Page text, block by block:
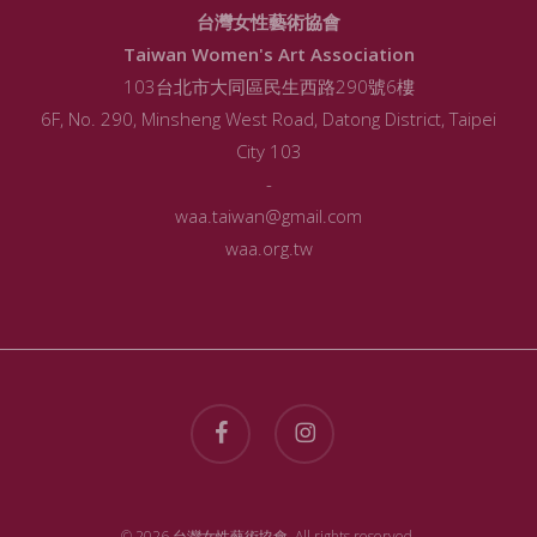
台灣女性藝術協會
Taiwan Women's Art Association
103台北市大同區民生西路290號6樓
6F, No. 290, Minsheng West Road, Datong District, Taipei
City 103
-
waa.taiwan@gmail.com
waa.org.tw
facebook instagram